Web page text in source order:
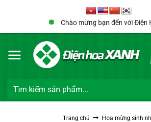
Chào mừng bạn đến với Điện
Tìm
Trang chủ Hoa mừng sinh